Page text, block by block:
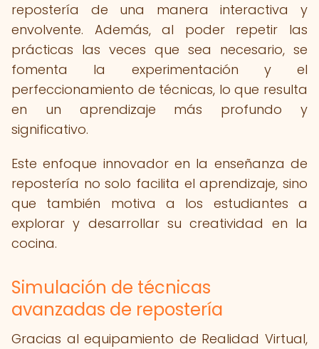
repostería de una manera interactiva y
envolvente. Además, al poder repetir las
prácticas las veces que sea necesario, se
fomenta la experimentación y el
perfeccionamiento de técnicas, lo que resulta
en un aprendizaje más profundo y
significativo.
Este enfoque innovador en la enseñanza de
repostería no solo facilita el aprendizaje, sino
que también motiva a los estudiantes a
explorar y desarrollar su creatividad en la
cocina.
Simulación de técnicas
avanzadas de repostería
Gracias al equipamiento de Realidad Virtual,